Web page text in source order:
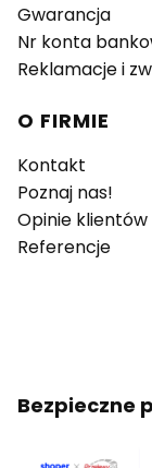
Gwarancja
Nr konta
Reklamacje i
O FIRMIE
Kontakt
Poznaj nas!
Opinie klientów
Referencje
Bezpieczne